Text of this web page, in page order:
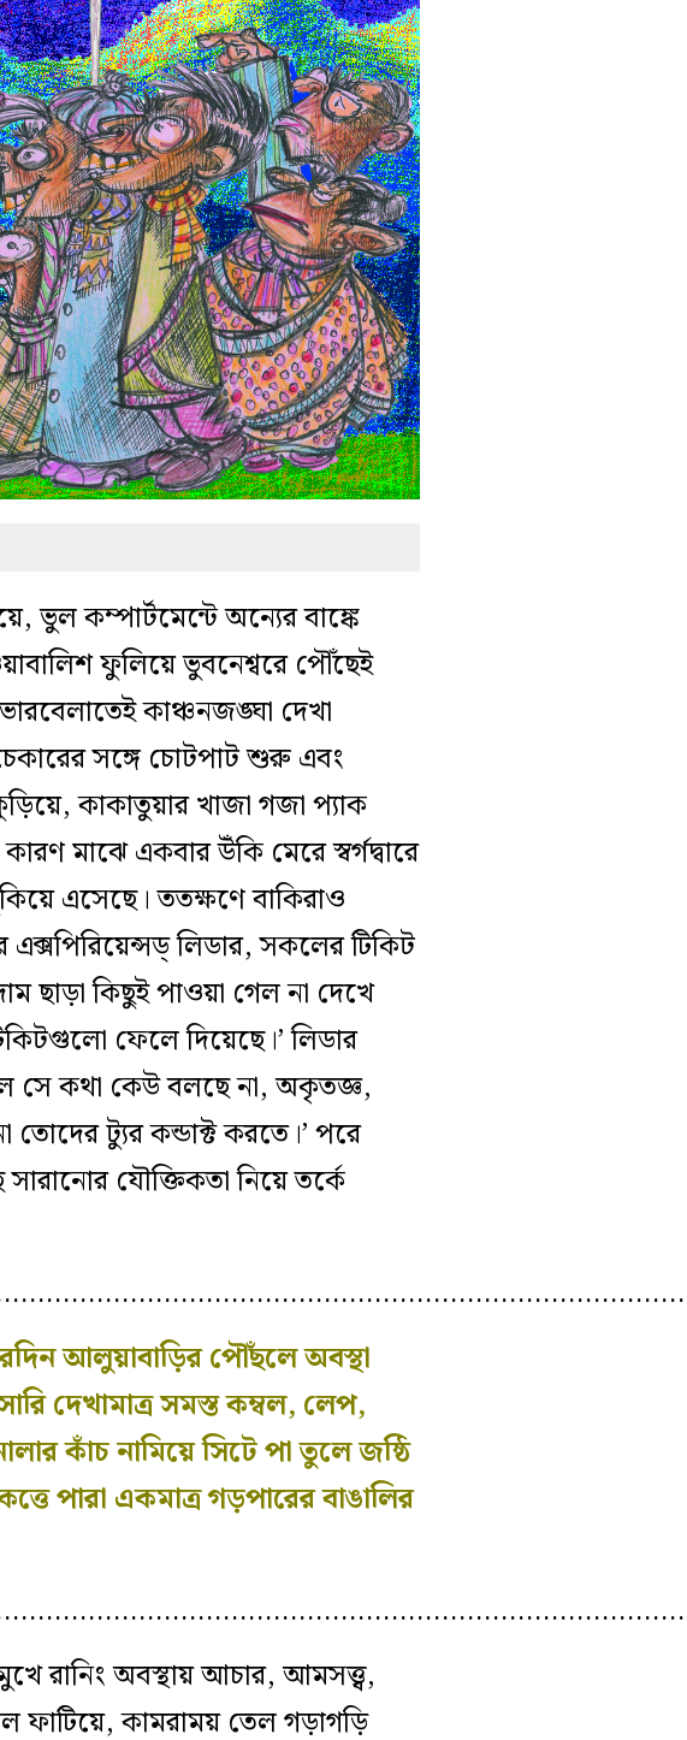
কম্পার্টমেন্টে অন্যের বাঙ্কে
ফুলিয়ে ভুবনেশ্বরে পৌঁছেই
কাঞ্চনজঙ্ঘা দেখা
সঙ্গে চোটপাট শুরু এবং
কাকাতুয়ার খাজা গজা প্যাক
মাঝে একবার উঁকি মেরে স্বর্গদ্বারে
এসেছে। ততক্ষণে বাকিরাও
লিডার, সকলের টিকিট
ছাড়া কিছুই পাওয়া গেল না দেখে
ফেলে দিয়েছে।’ লিডার
সে কথা কেউ বলছে না, অকৃতজ্ঞ,
ট্যুর কন্ডাক্ট করতে।’ পরে
যৌক্তিকতা নিয়ে তর্কে
আলুয়াবাড়ির পৌঁছলে অবস্থা
দেখামাত্র সমস্ত কম্বল, লেপ,
কাঁচ নামিয়ে সিটে পা তুলে জষ্ঠি
পারা একমাত্র গড়পারের বাঙালির
রানিং অবস্থায় আচার, আমসত্ত্ব,
কামরাময় তেল গড়াগড়ি